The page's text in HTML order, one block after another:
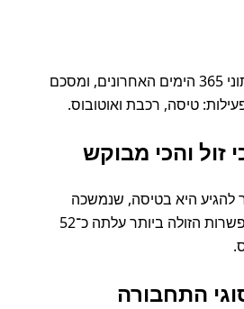
המידע מבוסס על נתוני 365 הימים האחרונים, ומסכם
טיסה, רכבת ואוטובוס.
זול והכי מבוקש
להגיע היא בטיסה, שנמשכה
סביב 1.2 שעות. האפשרות הזולה ביותר עלתה כ־52
התחבורה